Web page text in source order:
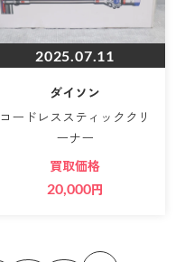
2025.07.11
ダイソン
コードレススティッククリ
ーナー
買取価格
20,000円